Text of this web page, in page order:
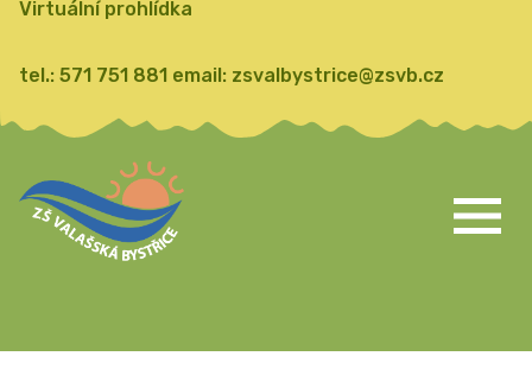
Virtuální prohlídka
tel.: 571 751 881 email: zsvalbystrice@zsvb.cz